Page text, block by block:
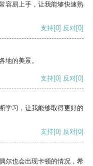
容易上手，让我能够快速熟
支持[0] 反对[0]
地的美景。
支持[0] 反对[0]
学习，让我能够取得更好的
支持[0] 反对[0]
尔也会出现卡顿的情况，希